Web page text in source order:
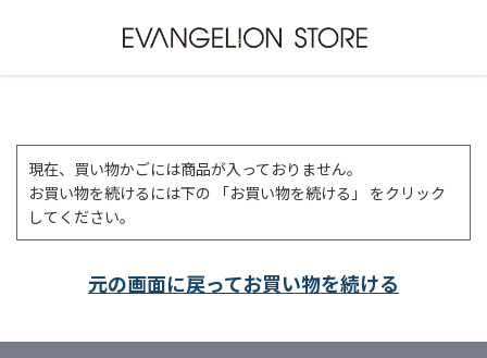
現在、買い物かごには商品が入っておりません。
お買い物を続けるには下の 「お買い物を続ける」 をクリック
してください。
元の画面に戻ってお買い物を続ける